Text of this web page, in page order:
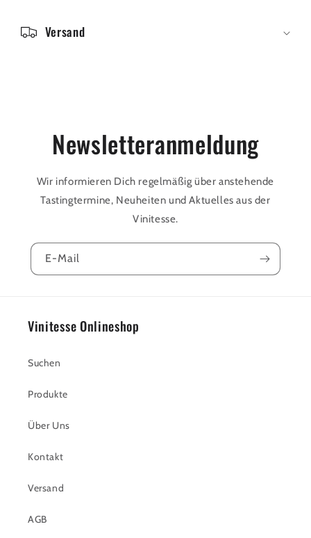
Versand
Newsletteranmeldung
Wir informieren Dich regelmäßig über anstehende
Tastingtermine, Neuheiten und Aktuelles aus der
Vinitesse.
E-Mail
Vinitesse Onlineshop
Suchen
Produkte
Über Uns
Kontakt
Versand
AGB